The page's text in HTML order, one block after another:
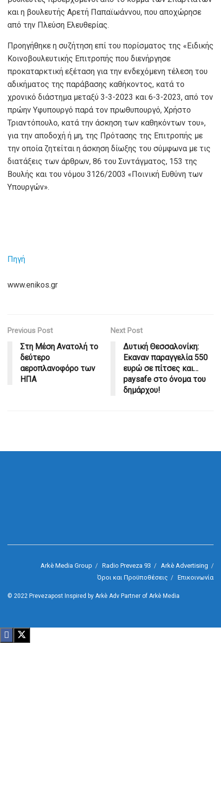
και η βουλευτής Αρετή Παπαϊωάννου, που αποχώρησε
από την Πλεύση Ελευθερίας.
Προηγήθηκε η συζήτηση επί του πορίσματος της «Ειδικής
Κοινοβουλευτικής Επιτροπής που διενήργησε
προκαταρκτική εξέταση για την ενδεχόμενη τέλεση του
αδικήματος της παράβασης καθήκοντος, κατά το
χρονικό διάστημα μεταξύ 3-3-2023 και 6-3-2023, από τον
πρώην Υφυπουργό παρά τον πρωθυπουργό, Χρήστο
Τριαντόπουλο, κατά την άσκηση των καθηκόντων του»,
για την αποδοχή ή μη, της Πρότασης της Επιτροπής με
την οποία ζητείται η άσκηση δίωξης του σύμφωνα με τις
διατάξεις των άρθρων, 86 του Συντάγματος, 153 της
Βουλής και του νόμου 3126/2003 «Ποινική Ευθύνη των
Υπουργών».
Πηγή
www.enikos.gr
Previous Post
Στη Μέση Ανατολή το
δεύτερο
αεροπλανοφόρο των
ΗΠΑ
Next Post
Δυτική Θεσσαλονίκη:
Εκαναν παραγγελία 550
ευρώ σε πίτσες και…
paysafe στο όνομα του
δημάρχου!
Arkè Media Group Radio Preveza 93
Arkè Advertising
Όροι και Προϋποθέσεις
Επικοινωνία
© 2022 Prevezapost Inspired by Arkè Adv Partner of Arkè Media